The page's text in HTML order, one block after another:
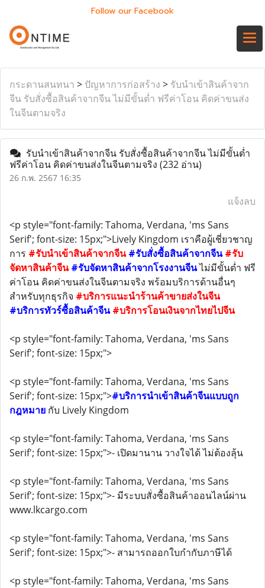
Follow our Facebook
กระดานสนทนา > ปัญหาการก่อสร้าง > รับนำเข้าสินค้าจาก
จีน รับสั่งซื้อสินค้าจากจีน ไม่มีขั้นต่ำ ฟรีค่าโอน คิดค่าขนส่ง
ในจีนตามจริง
รับนำเข้าสินค้าจากจีน รับสั่งซื้อสินค้าจากจีน ไม่มีขั้นต่ำ
ฟรีค่าโอน คิดค่าขนส่งในจีนตามจริง (232 อ่าน)
26 ก.พ. 2567 16:35
แจ้งลบ
<p style="font-family: Tahoma, Verdana, 'ms Sans
Serif'; font-size: 15px;">Lively Kingdom เราคือผู้เชี่ยวชาญ
การ #รับนำเข้าสินค้าจากจีน #รับสั่งซื้อสินค้าจากจีน #รับ
จัดหาสินค้าจีน #รับจัดหาสินค้าจากโรงงานจีนไม่มีขั้นต่ำ ฟรี
ค่าโอน คิดค่าขนส่งในจีนตามจริง พร้อมบริการด้านอื่นๆ
สำหรับทุกธุรกิจ #บริการแนะนำร้านค้าขายส่งในจีน
#บริการทัวร์ซื้อสินค้าจีน #บริการโอนเงินจากไทยไปจีน
<p style="font-family: Tahoma, Verdana, 'ms Sans
Serif'; font-size: 15px;">
<p style="font-family: Tahoma, Verdana, 'ms Sans
Serif'; font-size: 15px;">#บริการนำเข้าสินค้าจีนแบบถูก
กฎหมาย กับ Lively Kingdom
<p style="font-family: Tahoma, Verdana, 'ms Sans
Serif'; font-size: 15px;">- เปิดมานาน วางใจได้ ไม่ต้องลุ้น
<p style="font-family: Tahoma, Verdana, 'ms Sans
Serif'; font-size: 15px;">- มีระบบสั่งซื้อสินค้าออนไลน์ผ่าน
www.lkcargo.com
<p style="font-family: Tahoma, Verdana, 'ms Sans
Serif'; font-size: 15px;">- สามารถออกใบกำกับภาษีได้
<p style="font-family: Tahoma, Verdana, 'ms Sans